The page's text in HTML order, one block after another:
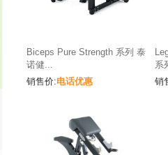
Biceps Pure Strength 系列 泰
诺健...
销售价:电话优惠
系
销